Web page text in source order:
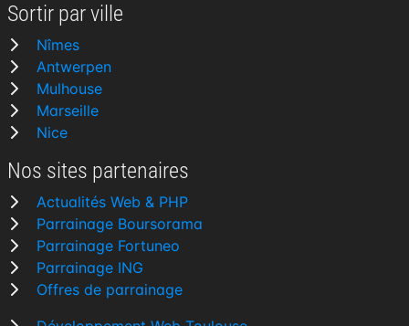
Sortir par ville
Nîmes
Antwerpen
Mulhouse
Marseille
Nice
Nos sites partenaires
Actualités Web & PHP
Parrainage Boursorama
Parrainage Fortuneo
Parrainage ING
Offres de parrainage